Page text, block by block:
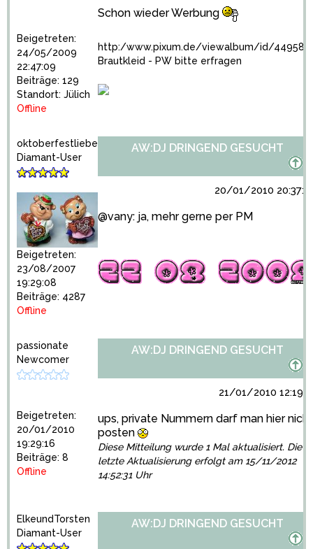
Beigetreten:
24/05/2009
22:47:09
Beiträge: 129
Standort: Jülich
Offline
Schon wieder Werbung
http:/www.pixum.de/viewalbum/id/
Brautkleid - PW bitte erfragen
oktoberfestliebe
Diamant-User
Beigetreten:
23/08/2007
19:29:08
Beiträge: 4287
Offline
AW:DJ DRINGEND GESUCHT
20/01/2010
@vany: ja, mehr gerne per PM
passionate
Newcomer
Beigetreten:
20/01/2010
19:29:16
Beiträge: 8
Offline
AW:DJ DRINGEND GESUCHT
21/01/2010
ups, private Nummern darf man hier nicht
posten
Diese Mitteilung wurde 1 Mal aktualisiert. Die
letzte Aktualisierung erfolgt am 15/11/2012
14:52:31 Uhr
ElkeundTorsten
Diamant-User
AW:DJ DRINGEND GESUCHT